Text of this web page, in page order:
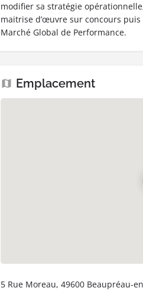
modifier sa stratégie
maitrise d’œuvre sur concours
Marché Global de Performance.
Emplacement
5 Rue Moreau, 49600 Beaupréau-